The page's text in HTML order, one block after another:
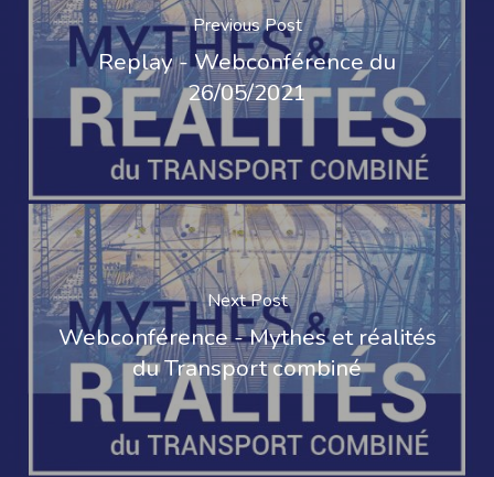
Previous Post
Replay - Webconférence du
26/05/2021
Next Post
Webconférence - Mythes et réalités
du Transport combiné